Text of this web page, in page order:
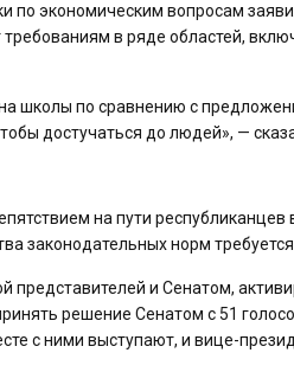
экономическим вопросам
в ряде областей,
школы по сравнению с
достучаться до людей», —
на пути республиканцев
законодательных норм требуется
и Сенатом,
решение Сенатом с 51
с ними выступают, и вице-